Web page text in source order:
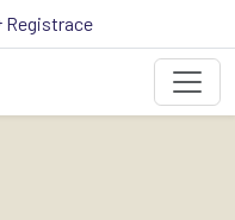
Registrace